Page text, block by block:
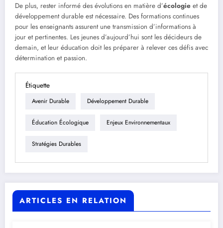
De plus, rester informé des évolutions en matière d’écologie et de
développement durable est nécessaire. Des formations continues
pour les enseignants assurent une transmission d’informations à
jour et pertinentes. Les jeunes d’aujourd’hui sont les décideurs de
demain, et leur éducation doit les préparer à relever ces défis avec
détermination et passion.
Étiquette
Avenir Durable Développement Durable
Éducation Écologique Enjeux Environnementaux
Stratégies Durables
ARTICLES EN RELATION